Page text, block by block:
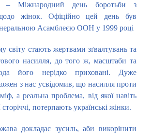
– Міжнародний день боротьби з
жінок. Офіційно цей день був
Асамблеєю ООН у 1999 році
світу стають жертвами зґвалтувань та
насилля, до того ж, масштаби та
його нерідко приховані. Дуже
з нас усвідомив, що насилля проти
а реальна проблема, від якої навіть
потерпають українські жінки.
докладає зусиль, аби викорінити